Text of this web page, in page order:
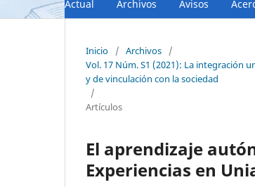
Actual Archivos Avisos
Inicio / Archivos
/
Vol. 17 Núm. S1 (2021): La integración
y de vinculación con la sociedad
/
Artículos
El aprendizaje
Experiencias en